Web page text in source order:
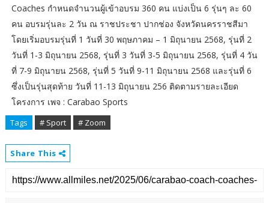
Coaches กำหนดจำนวนผู้เข้าอบรม 360 คน แบ่งเป็น 6 รุ่นๆ ละ 60
คน อบรมรุ่นละ 2 วัน ณ ราชประชา ปากช่อง จังหวัดนครราชสีมา
โดยเริ่มอบรมรุ่นที่ 1 วันที่ 30 พฤษภาคม – 1 มิถุนายน 2568, รุ่นที่ 2
วันที่ 1-3 มิถุนายน 2568, รุ่นที่ 3 วันที่ 3-5 มิถุนายน 2568, รุ่นที่ 4 วัน
ที่ 7-9 มิถุนายน 2568, รุ่นที่ 5 วันที่ 9-11 มิถุนายน 2568 และรุ่นที่ 6
ซึ่งเป็นรุ่นสุดท้าย วันที่ 11-13 มิถุนายน 256 ติดตามรายละเอียด
โครงการ เพจ : Carabao Sports
Tags # Sport # Zoom
Share This